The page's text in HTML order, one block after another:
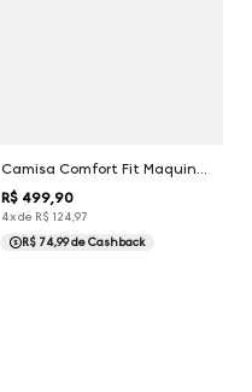
Camisa Comfort Fit Maquinetada Dudalina Masculina
R$ 499,90
4x de R$ 124,97
R$ 74,99de Cashback